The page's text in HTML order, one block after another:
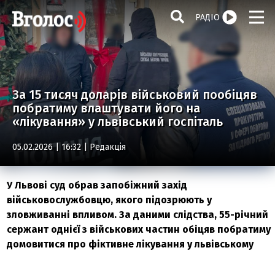
РАДІО
За 15 тисяч доларів військовий пообіцяв
побратиму влаштувати його на
«лікування» у львівський госпіталь
05.02.2026 | 16:32 | Редакція
У Львові суд обрав запобіжний захід
військовослужбовцю, якого підозрюють у
зловживанні впливом. За даними слідства, 55-річний
сержант однієї з військових частин обіцяв побратиму
домовитися про фіктивне лікування у львівському